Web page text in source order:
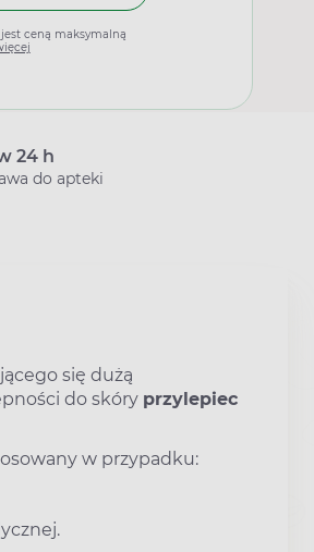
ceną maksymalną
24 h
do apteki
się dużą
do skóry przylepiec
w przypadku: